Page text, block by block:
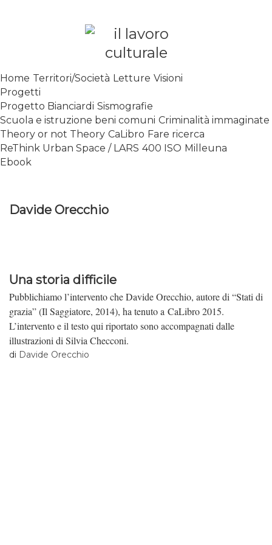
SPALANCARE LE FINESTRE DEI
CONTEMPORANEO
Home Territori/Società Letture Visioni
Progetti
Progetto Bianciardi Sismografie
Scuola e istruzione beni comuni Criminalità immaginate
Theory or not Theory CaLibro Fare ricerca
ReThink Urban Space / LARS 400 ISO Milleuna
Ebook
Davide Orecchio
Una storia difficile
Pubblichiamo l’intervento che Davide Orecchio, autore di “Stati di
grazia” (Il Saggiatore, 2014), ha tenuto a CaLibro 2015.
L’intervento e il testo qui riportato sono accompagnati dalle
illustrazioni di Silvia Checconi.
di Davide Orecchio